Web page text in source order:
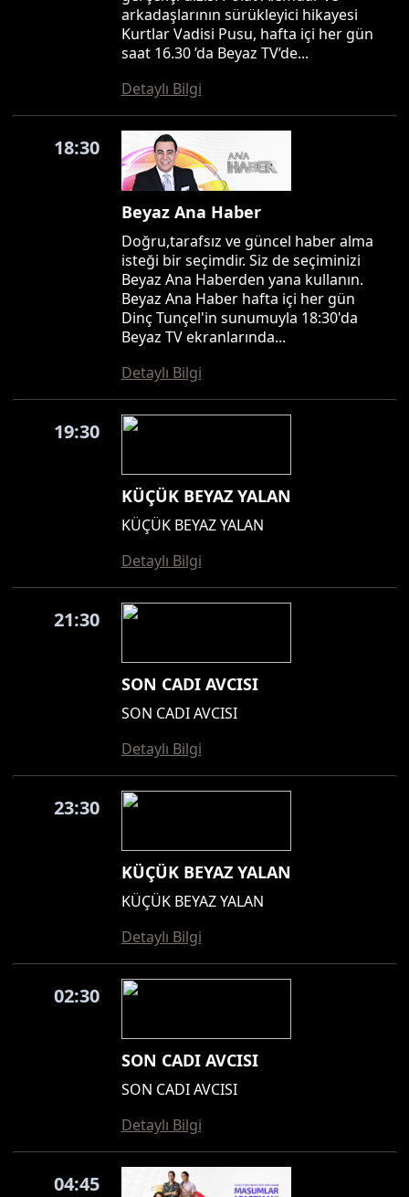
arkadaşlarının sürükleyici hikayesi
Kurtlar Vadisi Pusu, hafta içi her gün
saat 16.30 ’da Beyaz TV’de...
Detaylı Bilgi
18:30
Beyaz Ana Haber
Doğru,tarafsız ve güncel haber alma
isteği bir seçimdir. Siz de seçiminizi
Beyaz Ana Haberden yana kullanın.
Beyaz Ana Haber hafta içi her gün
Dinç Tunçel'in sunumuyla 18:30'da
Beyaz TV ekranlarında...
Detaylı Bilgi
19:30
KÜÇÜK BEYAZ YALAN
KÜÇÜK BEYAZ YALAN
Detaylı Bilgi
21:30
SON CADI AVCISI
SON CADI AVCISI
Detaylı Bilgi
23:30
KÜÇÜK BEYAZ YALAN
KÜÇÜK BEYAZ YALAN
Detaylı Bilgi
02:30
SON CADI AVCISI
SON CADI AVCISI
Detaylı Bilgi
04:45